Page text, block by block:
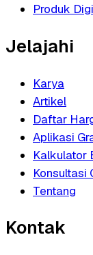
Produk
Jelajahi
Karya
Artikel
Daftar
Aplikasi
Kalkulator
Konsultasi
Tentang
Kontak